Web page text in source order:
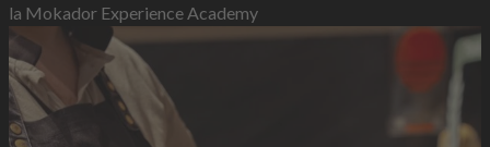
la Mokador Experience Academy